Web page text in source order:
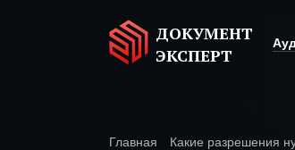
ДОКУМЕНТ
ЭКСПЕРТ
Главная Какие разрешения